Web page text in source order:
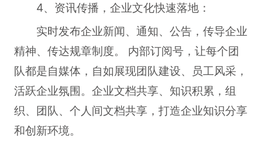
4、资讯传播，企业文化快速落地：
实时发布企业新闻、通知、公告，传导企业
精神、传达规章制度。 内部订阅号，让每个团
队都是自媒体，自如展现团队建设、员工风采，
活跃企业氛围。企业文档共享、知识积累，组
织、团队、个人间文档共享，打造企业知识分享
和创新环境。